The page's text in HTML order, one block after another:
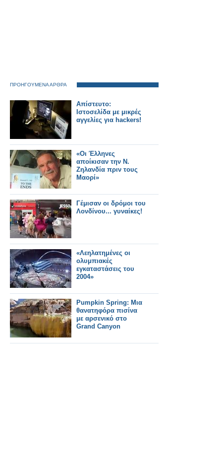
ΠΡΟΗΓΟΥΜΕΝΑ ΑΡΘΡΑ
Απίστευτο:
Ιστοσελίδα με μικρές
αγγελίες για hackers!
«Οι Έλληνες
αποίκισαν την Ν.
Ζηλανδία πριν τους
Μαορί»
Γέμισαν οι δρόμοι του
Λονδίνου... γυναίκες!
«Λεηλατημένες οι
ολυμπιακές
εγκαταστάσεις του
2004»
Pumpkin Spring: Μια
θανατηφόρα πισίνα
με αρσενικό στο
Grand Canyon